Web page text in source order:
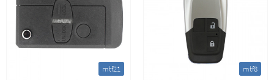
mtf21 mtf8